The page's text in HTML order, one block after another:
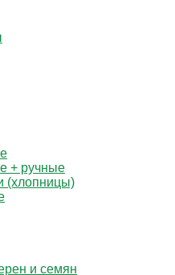
+ ручные
(хлопницы)
и семян